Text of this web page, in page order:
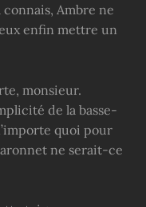
Ambre ne
enfin mettre un
monsieur.
de la basse-
quoi pour
ne serait-ce